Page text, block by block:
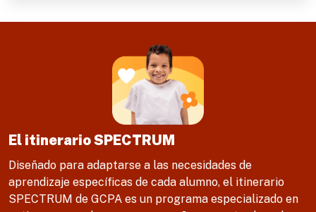
El itinerario SPECTRUM
Diseñado para adaptarse a las necesidades de
aprendizaje específicas de cada alumno, el itinerario
SPECTRUM de GCPA es un programa especializado en